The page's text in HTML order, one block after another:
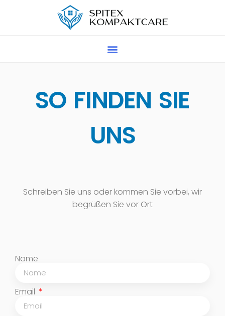
SO FINDEN SIE
UNS
Schreiben Sie uns oder kommen Sie vorbei, wir
begrüßen Sie vor Ort
Name
Email